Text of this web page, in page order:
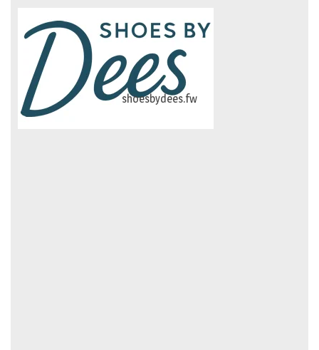
logo-studiebegeleidinghelvoirt